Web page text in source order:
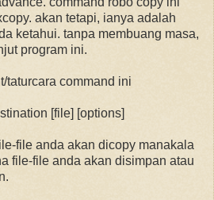
akan tetapi, ianya adalah
ketahui. tanpa membuang masa,
program ini.
taturcara command ini
[file] [options]
file anda akan dicopy manakala
file-file anda akan disimpan atau